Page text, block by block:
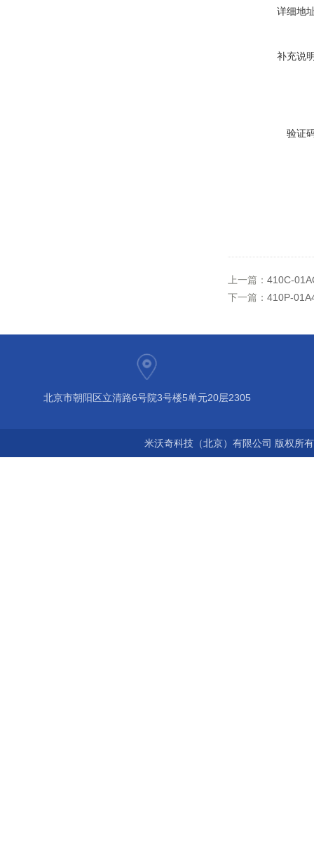
详细地
补充说
验证
上一篇： 410C-
下一篇： 410P-
北京市朝阳区立清路6号院3号楼5单元20层2305
米沃奇科技（北京）有限公司 版权所